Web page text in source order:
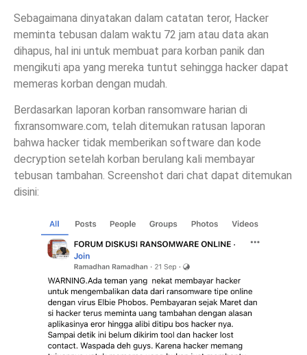
Sebagaimana dinyatakan dalam catatan teror, Hacker
meminta tebusan dalam waktu 72 jam atau data akan
dihapus, hal ini untuk membuat para korban panik dan
mengikuti apa yang mereka tuntut sehingga hacker dapat
memeras korban dengan mudah.
Berdasarkan laporan korban ransomware harian di
fixransomware.com, telah ditemukan ratusan laporan
bahwa hacker tidak memberikan software dan kode
decryption setelah korban berulang kali membayar
tebusan tambahan. Screenshot dari chat dapat ditemukan
disini: